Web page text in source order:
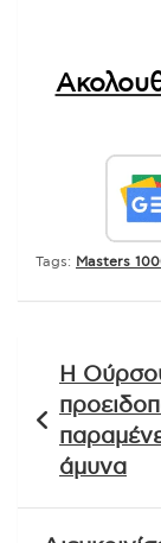
Tags: Masters
άρθρων
Η
άμυνα